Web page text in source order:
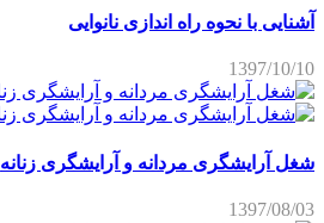
آشنایی با نحوه راه اندازی نانوایی
1397/10/10
شغل آرایشگری مردانه و آرایشگری زنانه
1397/08/03